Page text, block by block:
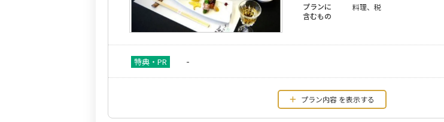
プランに
含むもの
料理、税
-
プラン内容